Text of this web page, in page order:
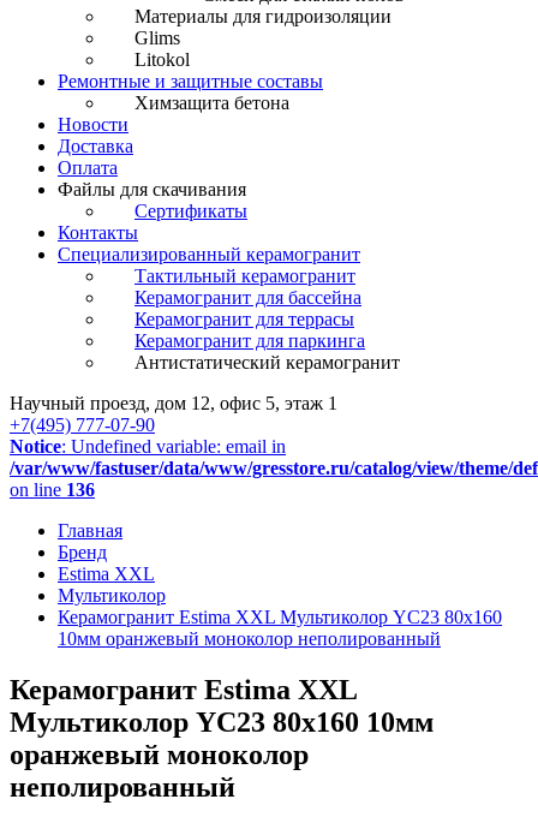
Материалы для гидроизоляции
Glims
Litokol
Ремонтные и защитные составы
Химзащита бетона
Новости
Доставка
Оплата
Файлы для скачивания
Сертификаты
Контакты
Специализированный керамогранит
Тактильный керамогранит
Керамогранит для бассейна
Керамогранит для террасы
Керамогранит для паркинга
Антистатический керамогранит
Научный проезд, дом 12, офис 5, этаж 1
+7(495) 777-07-90
Notice: Undefined variable: email in
/var/www/fastuser/data/www/gresstore.ru/catalog/view/theme/
on line 136
Главная
Бренд
Estima XXL
Мультиколор
Керамогранит Estima XXL Мультиколор YC23 80x160
10мм оранжевый моноколор неполированный
Керамогранит Estima XXL
Мультиколор YC23 80x160 10мм
оранжевый моноколор
неполированный